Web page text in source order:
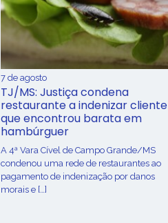
7 de agosto
TJ/MS: Justiça condena
restaurante a indenizar cliente
que encontrou barata em
hambúrguer
A 4ª Vara Cível de Campo Grande/MS
condenou uma rede de restaurantes ao
pagamento de indenização por danos
morais e […]